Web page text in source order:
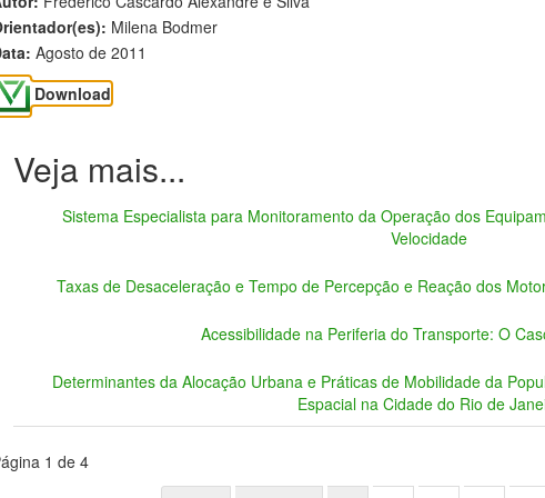
Milena Bodmer
Agosto de 2011
Download
Sistema Especialista para Monitoramento da Operação dos
Velocidade
Taxas de Desaceleração e Tempo de Percepção e Reação dos
Acessibilidade na Periferia do Transporte: O
Determinantes da Alocação Urbana e Práticas de Mobilidade da
Espacial na Cidade do Rio de
1 de 4